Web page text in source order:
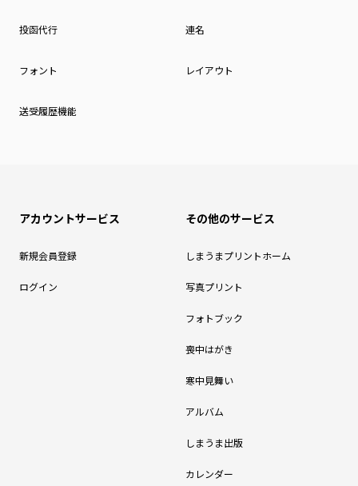
投函代行 連名
フォント レイアウト
送受履歴機能
アカウントサービス
新規会員登録
ログイン
その他のサービス
しまうまプリントホーム
写真プリント
フォトブック
喪中はがき
寒中見舞い
アルバム
しまうま出版
カレンダー